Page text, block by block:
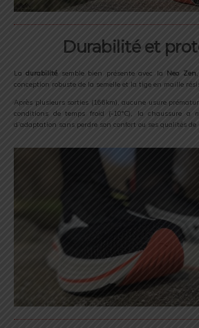
Durabilité et
Ladurabilité semble bien présente avec la Neo Zen
conception robuste de la semelle et la tige en maille
Après plusieurs sorties (166km), aucune usure
conditions de temps froid (-10°C), la chaussure a
d’adaptation sans perdre son confort ou ses qualités de